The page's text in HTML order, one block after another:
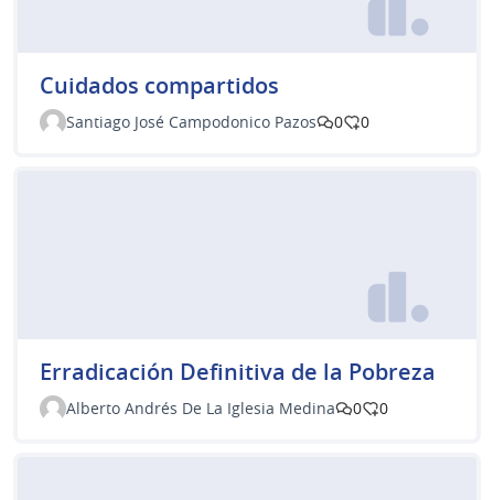
Cuidados compartidos
Santiago José Campodonico Pazos 0 0
Erradicación Definitiva de la Pobreza
Alberto Andrés De La Iglesia Medina 0 0